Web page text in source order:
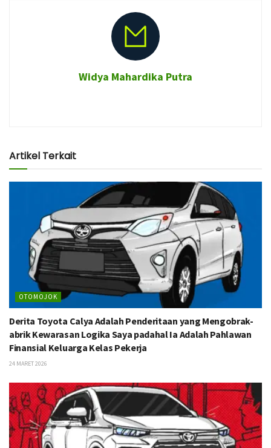
Widya Mahardika Putra
Artikel Terkait
OTOMOJOK
Derita Toyota Calya Adalah Penderitaan yang Mengobrak-
abrik Kewarasan Logika Saya padahal Ia Adalah Pahlawan
Finansial Keluarga Kelas Pekerja
24 MARET 2026